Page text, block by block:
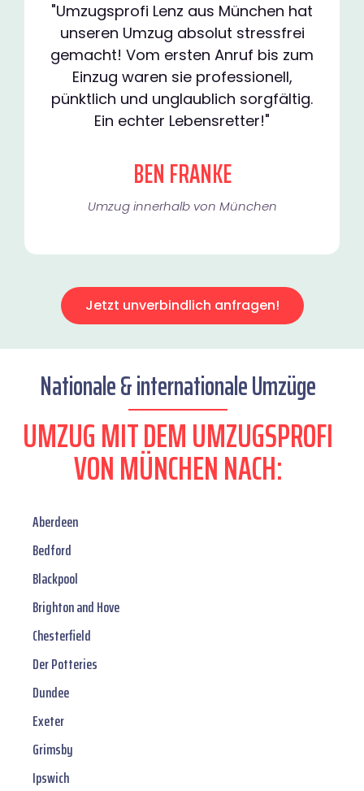
"Umzugsprofi Lenz aus München hat
unseren Umzug absolut stressfrei
gemacht! Vom ersten Anruf bis zum
Einzug waren sie professionell,
pünktlich und unglaublich sorgfältig.
Ein echter Lebensretter!"
BEN FRANKE
Umzug innerhalb von München​
Jetzt unverbindlich anfragen!
Nationale & internationale Umzüge
UMZUG MIT DEM UMZUGSPROFI
VON MÜNCHEN NACH:
Aberdeen
Bedford
Blackpool
Brighton and Hove
Chesterfield
Der Potteries
Dundee
Exeter
Grimsby
Ipswich